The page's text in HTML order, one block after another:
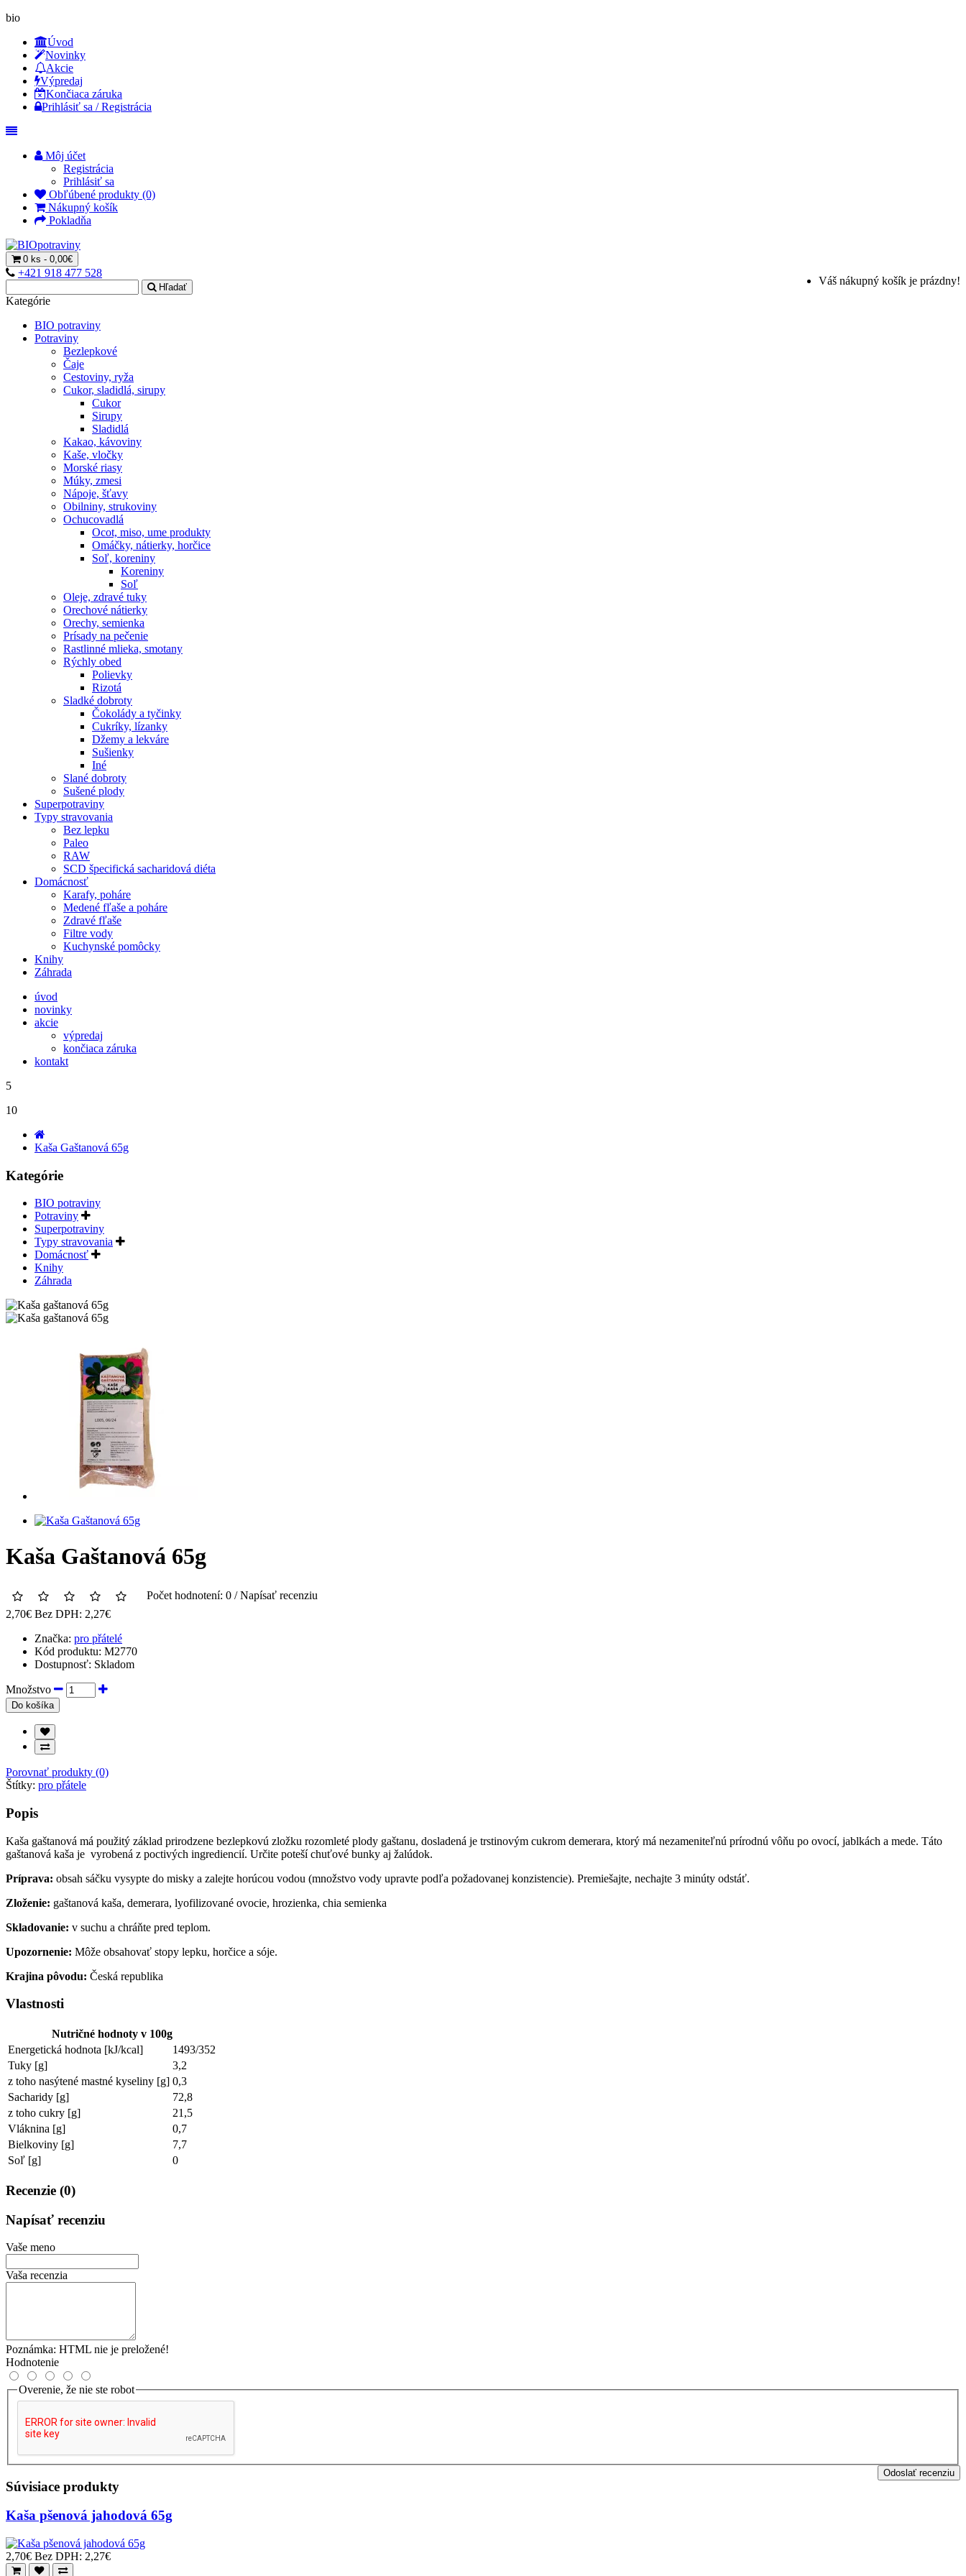
bio
Úvod
Novinky
Akcie
Výpredaj
Končiaca záruka
Prihlásiť sa / Registrácia
Môj účet
Registrácia
Prihlásiť sa
Obľúbené produkty (0)
Nákupný košík
Pokladňa
0 ks - 0,00€
Váš nákupný košík je prázdny!
+421 918 477 528
Hľadať
Kategórie
BIO potraviny
Potraviny
Bezlepkové
Čaje
Cestoviny, ryža
Cukor, sladidlá, sirupy
Cukor
Sirupy
Sladidlá
Kakao, kávoviny
Kaše, vločky
Morské riasy
Múky, zmesi
Nápoje, šťavy
Obilniny, strukoviny
Ochucovadlá
Ocot, miso, ume produkty
Omáčky, nátierky, horčice
Soľ, koreniny
Koreniny
Soľ
Oleje, zdravé tuky
Orechové nátierky
Orechy, semienka
Prísady na pečenie
Rastlinné mlieka, smotany
Rýchly obed
Polievky
Rizotá
Sladké dobroty
Čokolády a tyčinky
Cukríky, lízanky
Džemy a lekváre
Sušienky
Iné
Slané dobroty
Sušené plody
Superpotraviny
Typy stravovania
Bez lepku
Paleo
RAW
SCD špecifická sacharidová diéta
Domácnosť
Karafy, poháre
Medené fľaše a poháre
Zdravé fľaše
Filtre vody
Kuchynské pomôcky
Knihy
Záhrada
úvod
novinky
akcie
výpredaj
končiaca záruka
kontakt
5
10
Kaša Gaštanová 65g
Kategórie
BIO potraviny
Potraviny
Superpotraviny
Typy stravovania
Domácnosť
Knihy
Záhrada
Kaša Gaštanová 65g
Počet hodnotení: 0 /Napísať recenziu
2,70€ Bez DPH: 2,27€
Značka: pro přátelé
Kód produktu: M2770
Dostupnosť: Skladom
Množstvo
Do košíka
Porovnať produkty (0)
Štítky: pro přátele
Popis
Kaša gaštanová má použitý základ prirodzene bezlepkovú zložku rozomleté plody gaštanu, dosladená je trstinovým cukrom demerara, ktorý má nezameniteľnú prírodnú vôňu po ovocí, jablkách a mede. Táto
gaštanová kaša je vyrobená z poctivých ingrediencií. Určite poteší chuťové bunky aj žalúdok.
Príprava: obsah sáčku vysypte do misky a zalejte horúcou vodou (množstvo vody upravte podľa požadovanej konzistencie). Premiešajte, nechajte 3 minúty odstáť.
Zloženie: gaštanová kaša, demerara, lyofilizované ovocie, hrozienka, chia semienka
Skladovanie: v suchu a chráňte pred teplom.
Upozornenie: Môže obsahovať stopy lepku, horčice a sóje.
Krajina pôvodu: Česká republika
Vlastnosti
Nutričné hodnoty v 100g
Energetická hodnota [kJ/kcal]
1493/352
Tuky [g]
3,2
z toho nasýtené mastné kyseliny [g] 0,3
Sacharidy [g]
72,8
z toho cukry [g]
21,5
Vláknina [g]
0,7
Bielkoviny [g]
7,7
Soľ [g]
0
Recenzie (0)
Napísať recenziu
Vaše meno
Vaša recenzia
Poznámka: HTML nie je preložené!
Hodnotenie
Overenie, že nie ste robot
Odoslať recenziu
Súvisiace produkty
Kaša pšenová jahodová 65g
2,70€ Bez DPH: 2,27€